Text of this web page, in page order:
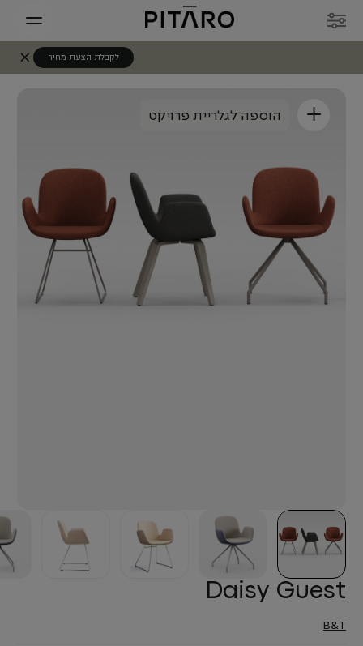
לקבלת הצעת מחיר
+ הוספה לגלריית פרויקט
Daisy Guest
B&T